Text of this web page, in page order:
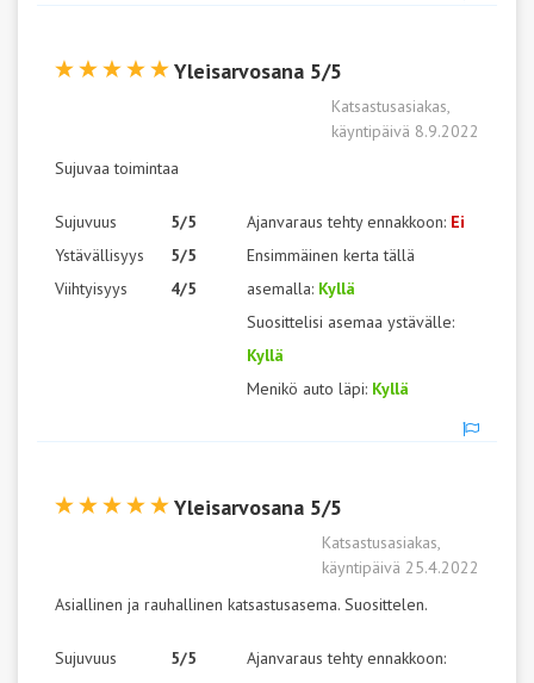
Yleisarvosana 5/5
Katsastusasiakas,
käyntipäivä 8.9.2022
Sujuvaa toimintaa
Sujuvuus
Ystävällisyys
Viihtyisyys
5/5
5/5
4/5
Ajanvaraus tehty ennakkoon: Ei
Ensimmäinen kerta tällä
asemalla: Kyllä
Suosittelisi asemaa ystävälle:
Kyllä
Menikö auto läpi: Kyllä
Yleisarvosana 5/5
Katsastusasiakas,
käyntipäivä 25.4.2022
Asiallinen ja rauhallinen katsastusasema. Suosittelen.
Sujuvuus
5/5
Ajanvaraus tehty ennakkoon: